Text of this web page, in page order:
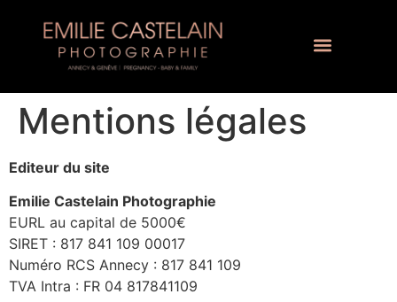
Mentions légales
Editeur du site
Emilie Castelain Photographie
EURL au capital de 5000€
SIRET : 817 841 109 00017
Numéro RCS Annecy : 817 841 109
TVA Intra : FR 04 817841109